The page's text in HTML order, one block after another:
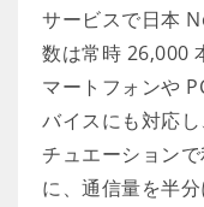
サービスで日本
数は常時 26,000
マートフォンや
バイスにも対応
チュエーション
に、通信量を半